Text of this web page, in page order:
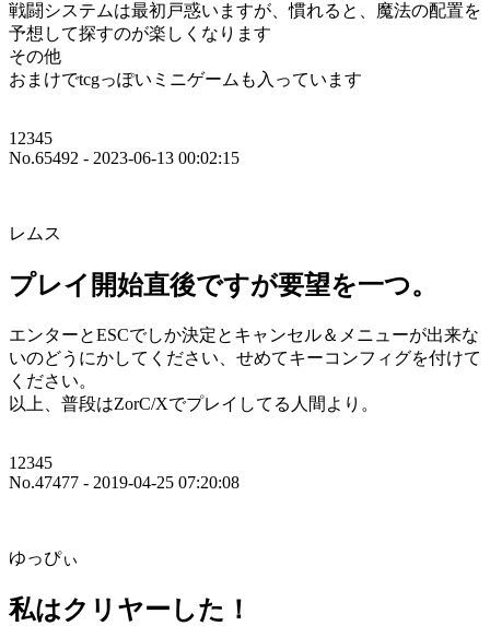
戦闘システムは最初戸惑いますが、慣れると、魔法の配置を
予想して探すのが楽しくなります
その他
おまけでtcgっぽいミニゲームも入っています
12345
No.65492 - 2023-06-13 00:02:15
レムス
プレイ開始直後ですが要望を一つ。
エンターとESCでしか決定とキャンセル＆メニューが出来な
いのどうにかしてください、せめてキーコンフィグを付けて
ください。
以上、普段はZorC/Xでプレイしてる人間より。
12345
No.47477 - 2019-04-25 07:20:08
ゆっぴぃ
私はクリヤーした！